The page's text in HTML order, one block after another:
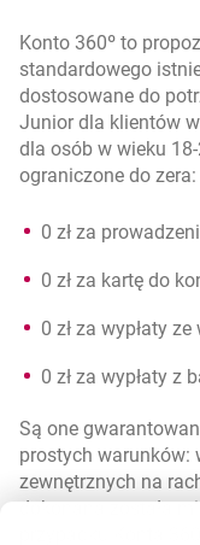
Konto 360º to
standardowego
dostosowane do
Junior dla klientów
dla osób w wieku
ograniczone do zera:
0 zł za
0 zł za kartę do
0 zł za wypłaty
0 zł za wypłaty z
Są one
prostych warunków:
zewnętrznych na
dokonana została